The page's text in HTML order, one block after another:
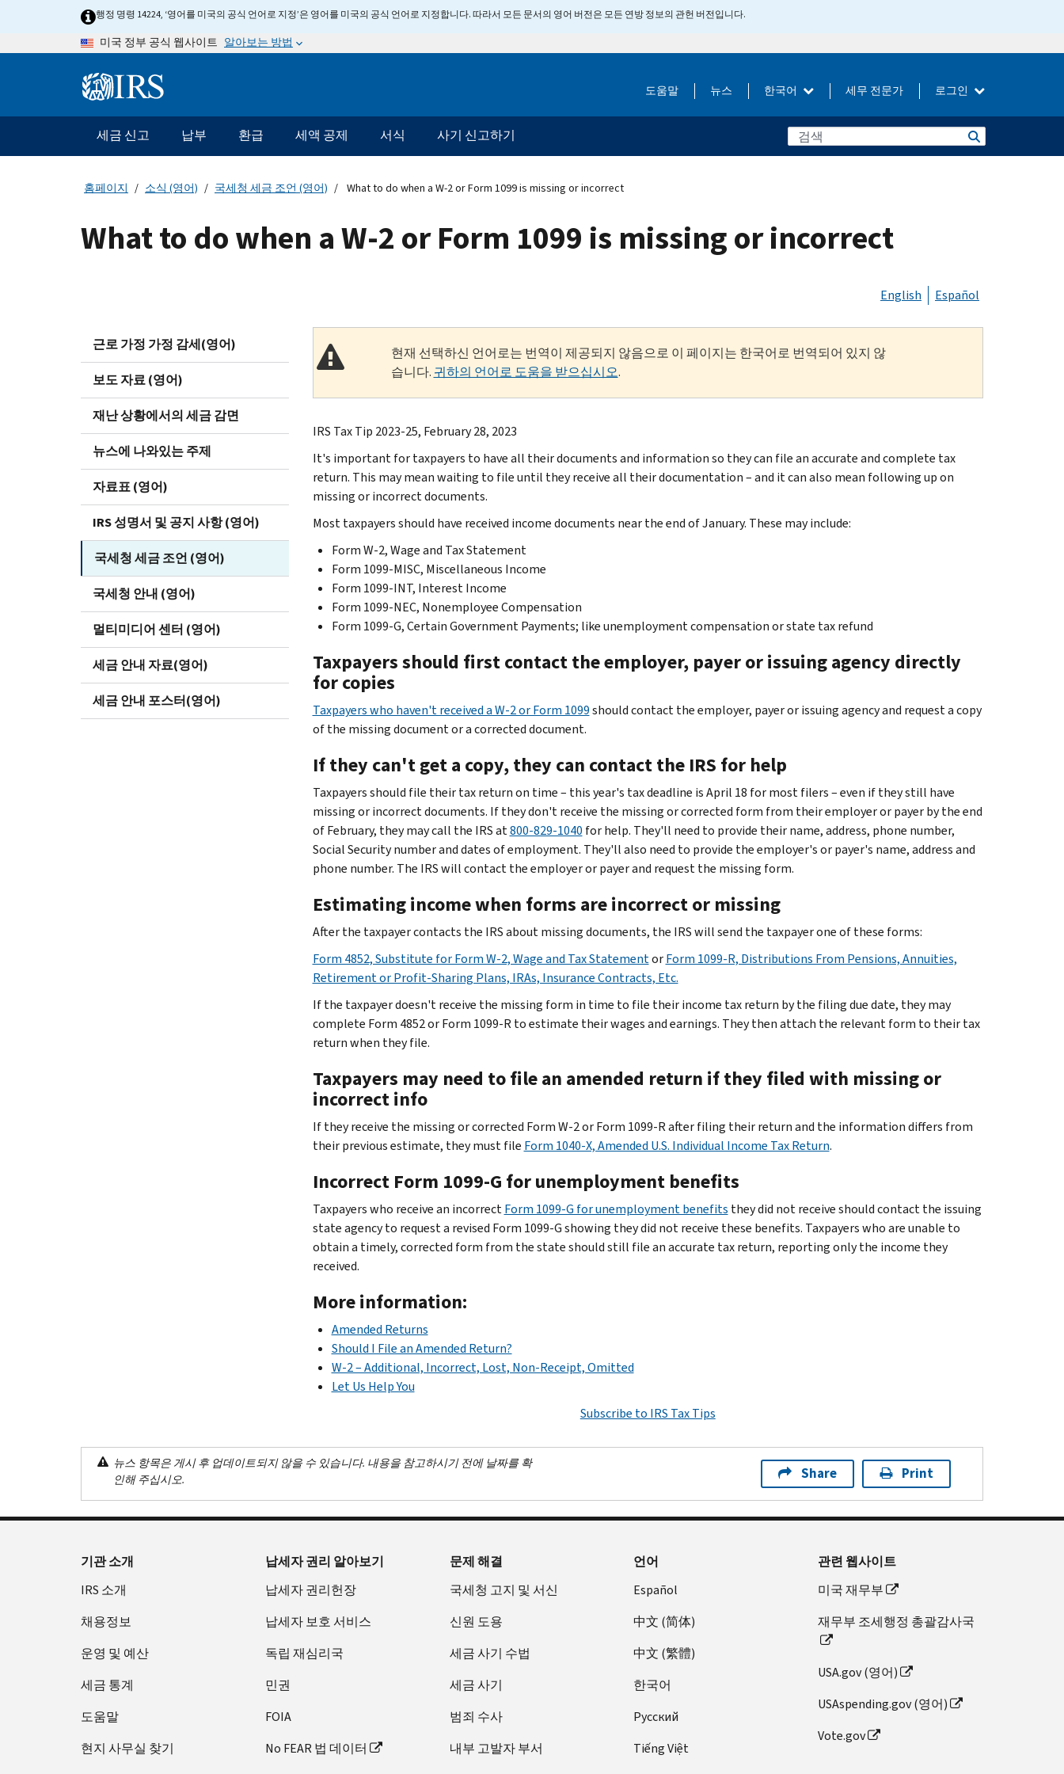
행정 명령 14224, ‘영어를 미국의 공식 언어로 지정’은 영어를 미국의 공식 언어로 지정합니다. 따라서 모든 문서의 영어 버전은 모든 연방 정보의 관헌 버전입니다.
미국 정부 공식 웹사이트 알아보는 방법
Information 도움말 뉴스 한국어 세무 전문가 로그인
메
인
네
게
이
세금 신고 납부 환급 세액 공제 서식 사기 신고하기
홈페이지 소식 (영어) 국세청 세금 조언 (영어) What to do when a W-2 or Form 1099 is missing or incorrect
What to do when a W-2 or Form 1099 is missing or incorrect
English Español
근로 가정 가정 감세(영어)
보도 자료 (영어)
재난 상황에서의 세금 감면
뉴스에 나와있는 주제
자료표 (영어)
IRS 성명서 및 공지 사항 (영어)
국세청 세금 조언 (영어)
국세청 안내 (영어)
멀티미디어 센터 (영어)
세금 안내 자료(영어)
세금 안내 포스터(영어)
현재 선택하신 언어로는 번역이 제공되지 않음으로 이 페이지는 한국어로 번역되어 있지 않
습니다. 귀하의 언어로 도움을 받으십시오.
IRS Tax Tip 2023-25, February 28, 2023
It's important for taxpayers to have all their documents and information so they can file an accurate and complete tax
return. This may mean waiting to file until they receive all their documentation – and it can also mean following up on
missing or incorrect documents.
Most taxpayers should have received income documents near the end of January. These may include:
Form W-2, Wage and Tax Statement
Form 1099-MISC, Miscellaneous Income
Form 1099-INT, Interest Income
Form 1099-NEC, Nonemployee Compensation
Form 1099-G, Certain Government Payments; like unemployment compensation or state tax refund
Taxpayers should first contact the employer, payer or issuing agency directly
for copies
Taxpayers who haven't received a W-2 or Form 1099should contact the employer, payer or issuing agency and request a copy
of the missing document or a corrected document.
If they can't get a copy, they can contact the IRS for help
Taxpayers should file their tax return on time – this year's tax deadline is April 18 for most filers – even if they still have
missing or incorrect documents. If they don't receive the missing or corrected form from their employer or payer by the end
of February, they may call the IRS at800-829-1040 for help. They'll need to provide their name, address, phone number,
Social Security number and dates of employment. They'll also need to provide the employer's or payer's name, address and
phone number. The IRS will contact the employer or payer and request the missing form.
Estimating income when forms are incorrect or missing
After the taxpayer contacts the IRS about missing documents, the IRS will send the taxpayer one of these forms:
Form 4852, Substitute for Form W-2, Wage and Tax StatementorForm 1099-R, Distributions From Pensions, Annuities,
Retirement or Profit-Sharing Plans, IRAs, Insurance Contracts, Etc.
If the taxpayer doesn't receive the missing form in time to file their income tax return by the filing due date, they may
complete Form 4852 or Form 1099-R to estimate their wages and earnings. They then attach the relevant form to their tax
return when they file.
Taxpayers may need to file an amended return if they filed with missing or
incorrect info
If they receive the missing or corrected Form W-2 or Form 1099-R after filing their return and the information differs from
their previous estimate, they must file Form 1040-X, Amended U.S. Individual Income Tax Return.
Incorrect Form 1099-G for unemployment benefits
Taxpayers who receive an incorrectForm 1099-G for unemployment benefits they did not receive should contact the issuing
state agency to request a revised Form 1099-G showing they did not receive these benefits. Taxpayers who are unable to
obtain a timely, corrected form from the state should still file an accurate tax return, reporting only the income they
received.
More information:
Amended Returns
Should I File an Amended Return?
W-2 – Additional, Incorrect, Lost, Non-Receipt, Omitted
Let Us Help You
Subscribe to IRS Tax Tips
뉴스 항목은 게시 후 업데이트되지 않을 수 있습니다. 내용을 참고하시기 전에 날짜를 확
인해 주십시오.
Share Print
기관 소개
IRS 소개
채용정보
운영 및 예산
세금 통계
도움말
현지 사무실 찾기
납세자 권리 알아보기
납세자 권리헌장
납세자 보호 서비스
독립 재심리국
민권
FOIA
No FEAR 법 데이터
문제 해결
국세청 고지 및 서신
신원 도용
세금 사기 수법
세금 사기
범죄 수사
내부 고발자 부서
언어
Español
中文 (简体)
中文 (繁體)
한국어
Pусский
Tiếng Việt
관련 웹사이트
미국 재무부
재무부 조세행정 총괄감사국
USA.gov (영어)
USAspending.gov (영어)
Vote.gov